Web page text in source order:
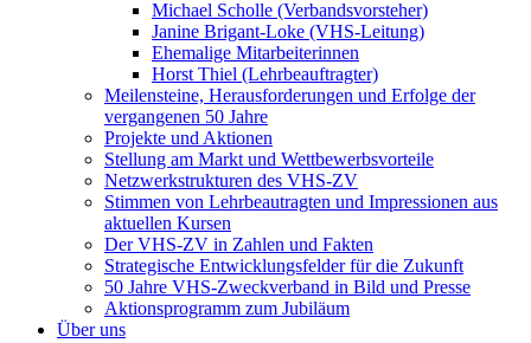
Michael Scholle (Verbandsvorsteher)
Janine Brigant-Loke (VHS-Leitung)
Ehemalige Mitarbeiterinnen
Horst Thiel (Lehrbeauftragter)
Meilensteine, Herausforderungen und Erfolge der
vergangenen 50 Jahre
Projekte und Aktionen
Stellung am Markt und Wettbewerbsvorteile
Netzwerkstrukturen des VHS-ZV
Stimmen von Lehrbeautragten und Impressionen aus
aktuellen Kursen
Der VHS-ZV in Zahlen und Fakten
Strategische Entwicklungsfelder für die Zukunft
50 Jahre VHS-Zweckverband in Bild und Presse
Aktionsprogramm zum Jubiläum
Über uns